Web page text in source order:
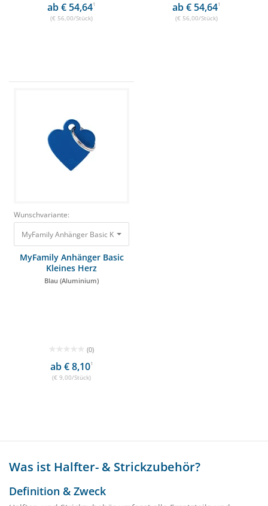
ab € 54,641
(€ 56,00/Stück)
ab € 54,641
(€ 56,00/Stück)
Wunschvariante:
MyFamily Anhänger Basic Kleines Herz Blau (Aluminium) 9,00 €
MyFamily Anhänger Basic
Kleines Herz
Blau (Aluminium)
(0)
ab € 8,101
(€ 9,00/Stück)
Was ist Halfter- & Strickzubehör?
Definition & Zweck